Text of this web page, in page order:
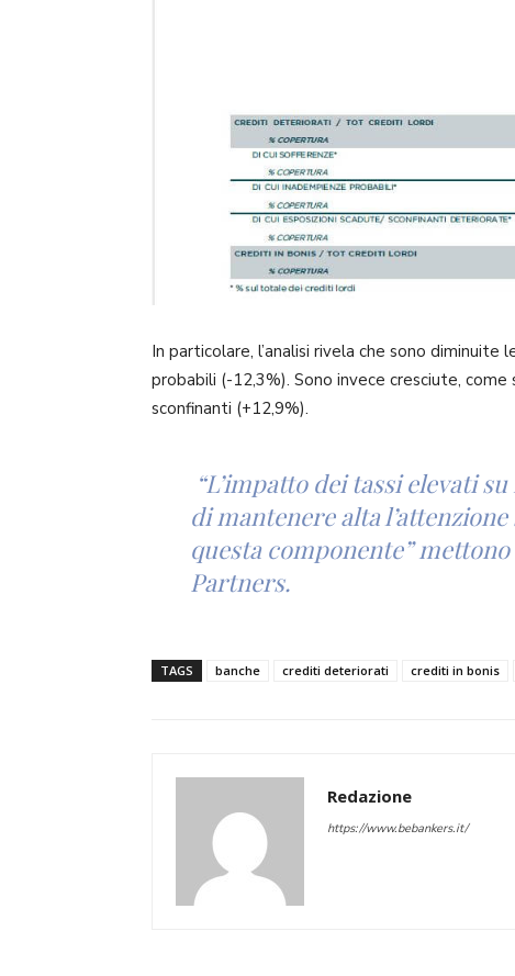
In particolare, l’analisi rivela che sono
probabili (-12,3%). Sono invece cresciute,
sconfinanti (+12,9%).
“L’impatto dei tassi elevati
di mantenere alta
questa componente”
Partners.
TAGS banche crediti deteriorati crediti in bonis
Redazione
https://www.bebankers.it/